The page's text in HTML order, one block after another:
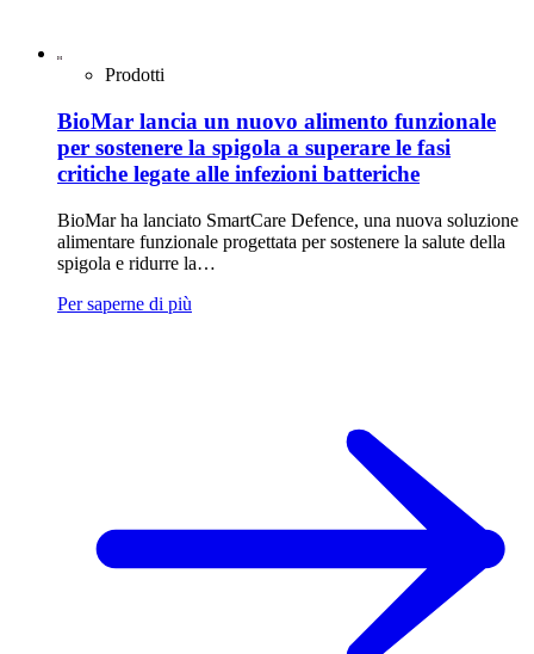
Prodotti
BioMar lancia un nuovo alimento funzionale
per sostenere la spigola a superare le fasi
critiche legate alle infezioni batteriche
BioMar ha lanciato SmartCare Defence, una nuova soluzione
alimentare funzionale progettata per sostenere la salute della
spigola e ridurre la…
Per saperne di più